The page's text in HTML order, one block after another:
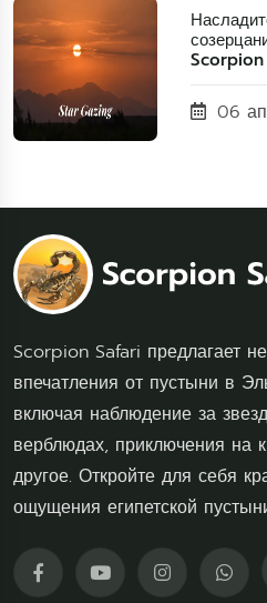
Scorpion
06
Scorpion Safari предлагает
впечатления от пустыни в
включая наблюдение за
верблюдах, приключения на
другое. Откройте для себя
ощущения египетской